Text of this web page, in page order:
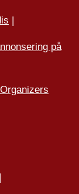
|
på
Organizers